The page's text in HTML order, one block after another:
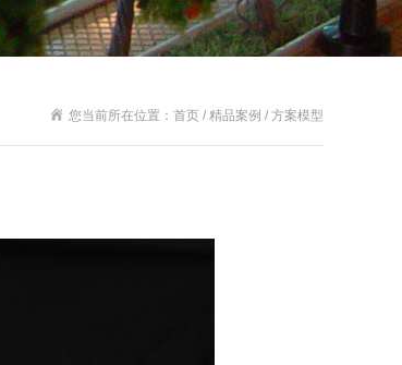
您当前所在位置：首页 / 精品案例 / 方案模型